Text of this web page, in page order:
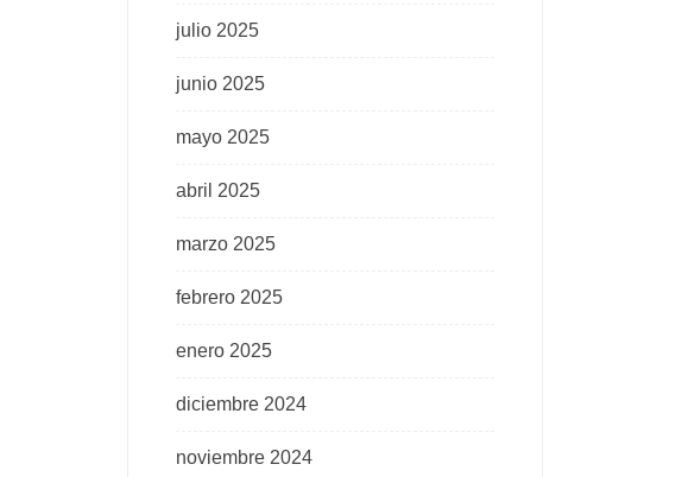
julio 2025
junio 2025
mayo 2025
abril 2025
marzo 2025
febrero 2025
enero 2025
diciembre 2024
noviembre 2024